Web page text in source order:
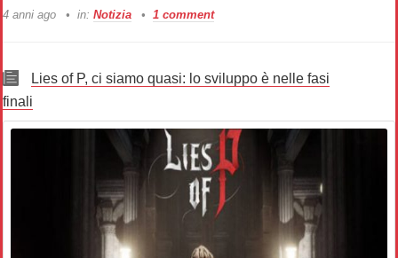
4 anni ago in: Notizia 1 comment
Lies of P, ci siamo quasi: lo sviluppo è nelle fasi
finali